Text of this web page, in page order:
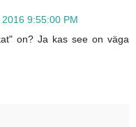
9:55:00 PM
on? Ja kas see on väga